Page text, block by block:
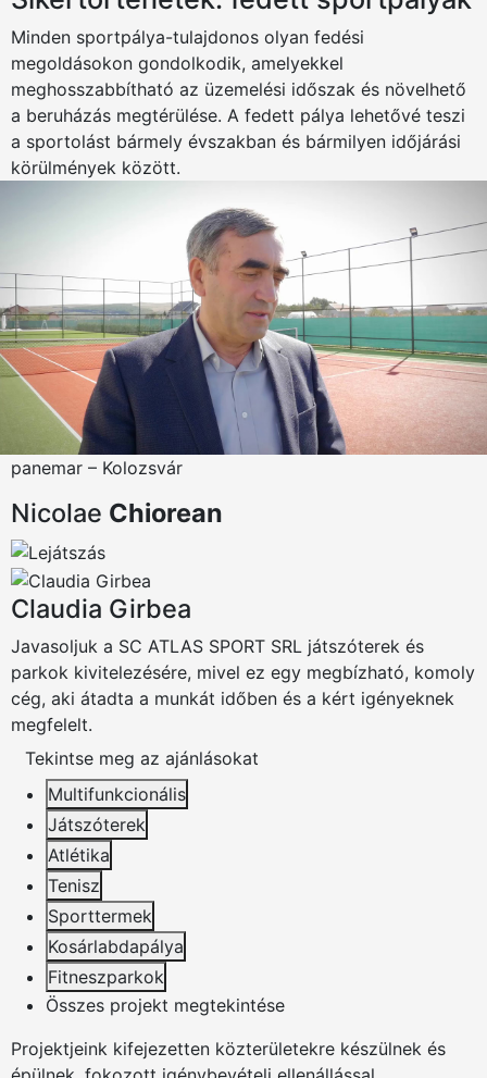
Minden sportpálya-tulajdonos olyan fedési
megoldásokon gondolkodik, amelyekkel
meghosszabbítható az üzemelési időszak és növelhető
a beruházás megtérülése. A fedett pálya lehetővé teszi
a sportolást bármely évszakban és bármilyen időjárási
körülmények között.
panemar – Kolozsvár
Nicolae Chiorean
Claudia Girbea
Javasoljuk a SC ATLAS SPORT SRL játszóterek és
parkok kivitelezésére, mivel ez egy megbízható, komoly
cég, aki átadta a munkát időben és a kért igényeknek
megfelelt.
Tekintse meg az ajánlásokat
Multifunkcionális
Játszóterek
Atlétika
Tenisz
Sporttermek
Kosárlabdapálya
Fitneszparkok
Összes projekt megtekintése
Projektjeink kifejezetten közterületekre készülnek és